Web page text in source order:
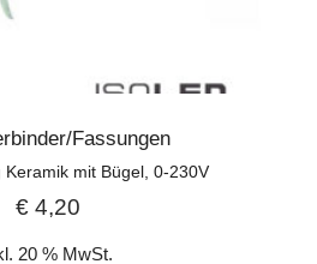
Fassungen
Keramik mit Bügel, 0-230V
€4,20
20 % MwSt.